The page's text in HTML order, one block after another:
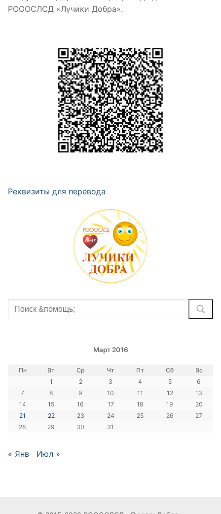
РОООСЛСД «Лучики Добра».
Реквизиты для перевода
Найти:
Март 2016
Пн Вт Ср Чт Пт Сб
Вс
1
2 3 4 5
6
7
8 9 10 11 12
13
14
15 16 17 18 19
20
21
22 23 24 25 26
27
28
29 30 31
« Янв Июл »